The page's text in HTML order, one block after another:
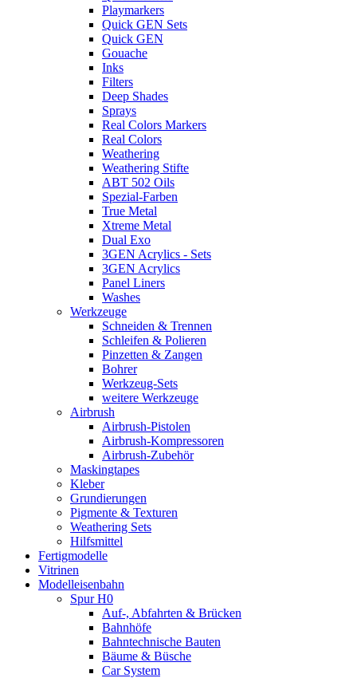
Playmarkers
Quick GEN Sets
Quick GEN
Gouache
Inks
Filters
Deep Shades
Sprays
Real Colors Markers
Real Colors
Weathering
Weathering Stifte
ABT 502 Oils
Spezial-Farben
True Metal
Xtreme Metal
Dual Exo
3GEN Acrylics - Sets
3GEN Acrylics
Panel Liners
Washes
Werkzeuge
Schneiden & Trennen
Schleifen & Polieren
Pinzetten & Zangen
Bohrer
Werkzeug-Sets
weitere Werkzeuge
Airbrush
Airbrush-Pistolen
Airbrush-Kompressoren
Airbrush-Zubehör
Maskingtapes
Kleber
Grundierungen
Pigmente & Texturen
Weathering Sets
Hilfsmittel
Fertigmodelle
Vitrinen
Modelleisenbahn
Spur H0
Auf-, Abfahrten & Brücken
Bahnhöfe
Bahntechnische Bauten
Bäume & Büsche
Car System